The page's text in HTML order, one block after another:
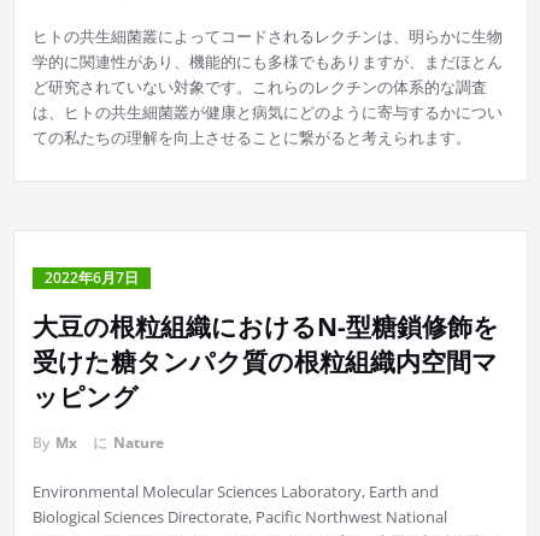
ヒトの共生細菌叢によってコードされるレクチンは、明らかに生物
学的に関連性があり、機能的にも多様でもありますが、まだほとん
ど研究されていない対象です。これらのレクチンの体系的な調査
は、ヒトの共生細菌叢が健康と病気にどのように寄与するかについ
ての私たちの理解を向上させることに繋がると考えられます。
2022年6月7日
大豆の根粒組織におけるN-型糖鎖修飾を
受けた糖タンパク質の根粒組織内空間マ
ッピング
By Mx に Nature
Environmental Molecular Sciences Laboratory, Earth and
Biological Sciences Directorate, Pacific Northwest National